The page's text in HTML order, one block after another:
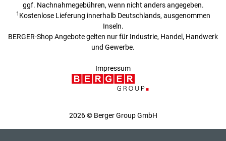
ggf. Nachnahmegebühren, wenn nicht anders angegeben.
1 Kostenlose Lieferung innerhalb Deutschlands, ausgenommen
Inseln.
BERGER-Shop Angebote gelten nur für Industrie, Handel, Handwerk
und Gewerbe.
Impressum
2026 © Berger Group GmbH